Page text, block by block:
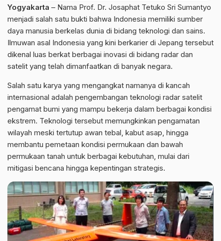
Yogyakarta – Nama Prof. Dr. Josaphat Tetuko Sri Sumantyo
menjadi salah satu bukti bahwa Indonesia memiliki sumber
daya manusia berkelas dunia di bidang teknologi dan sains.
Ilmuwan asal Indonesia yang kini berkarier di Jepang tersebut
dikenal luas berkat berbagai inovasi di bidang radar dan
satelit yang telah dimanfaatkan di banyak negara.
Salah satu karya yang mengangkat namanya di kancah
internasional adalah pengembangan teknologi radar satelit
pengamat bumi yang mampu bekerja dalam berbagai kondisi
ekstrem. Teknologi tersebut memungkinkan pengamatan
wilayah meski tertutup awan tebal, kabut asap, hingga
membantu pemetaan kondisi permukaan dan bawah
permukaan tanah untuk berbagai kebutuhan, mulai dari
mitigasi bencana hingga kepentingan strategis.